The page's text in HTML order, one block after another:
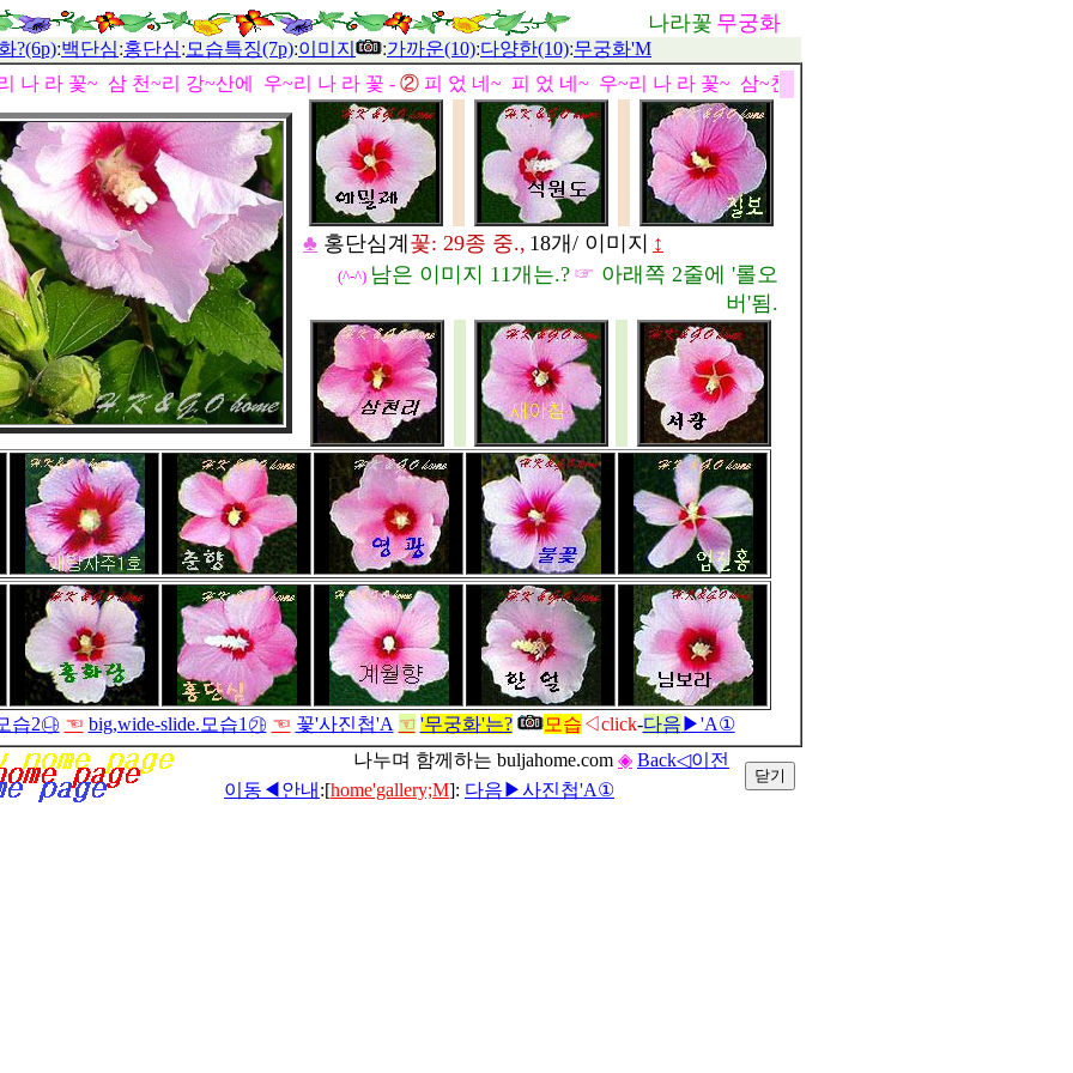
나라꽃 무궁화
?(6p)ː백단심ː홍단심ː 모습특징(7p)ː이미지 ː가까운(10)ː다양한(10)ː무궁화'M
나 라 꽃~ 삼 천~리 강~산에 우~리 나 라 꽃 - ② 피 었 네~ 피 었 네~ 우~리 나 라 꽃~ 삼~천~리 강~산에 우~리 나 라 꽃 - -
♣ 홍단심계 꽃: 29종 중., 18개/ 이미지 ↕
(^-^) 남은 이미지 11개는.? ☞ 아래쪽 2줄에 '롤오
버'됨.
습2㉯ ☜ big,wide-slide.모습1㉮ ☜ 꽃'사진첩'A ☜ '무궁화'는? 모습 ◁click-다음 ▶'A①
나누며 함께하는 buljahome.com ◈ Back◁이전
이동◀안내 :[home'gallery;M]: 다음▶사진첩'A①